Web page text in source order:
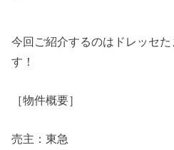
今回ご紹介するのはドレッセ
す！
［物件概要］
売主：東急